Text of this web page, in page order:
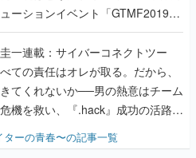
ーションイベント「GTMF2019」
、より理解を深めよう【PR】
圭一連載：サイバーコネクトツー
ての責任はオレが取る。だから、
てくれないか──男の熱意はチーム
機を救い、『.hack』成功の活路を
業界の快男児・松山 洋に流れる血は
ャンプ』色だった【若ゲのいた
ーの青春〜の記事一覧